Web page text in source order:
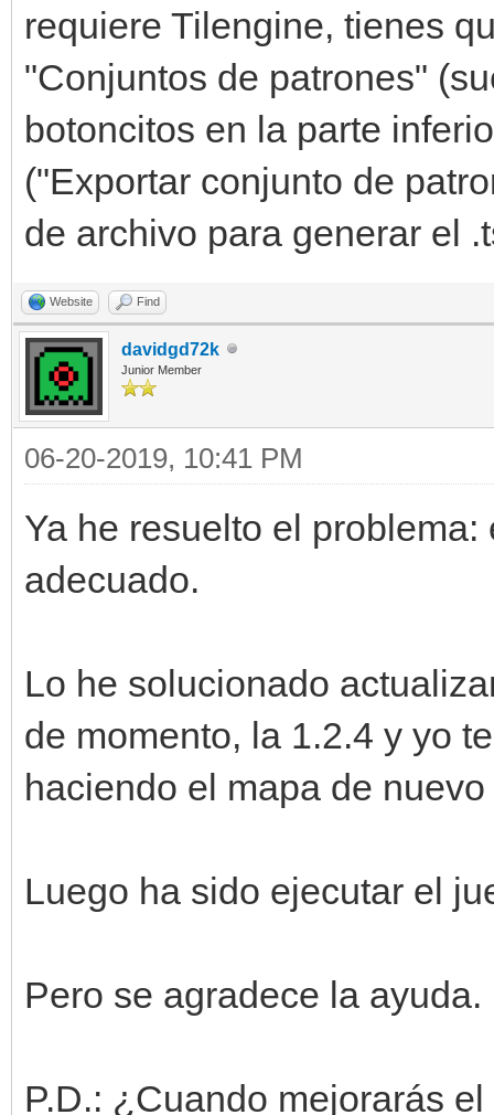
requiere Tilengine, tienes
"Conjuntos de patrones"
botoncitos en la parte
("Exportar conjunto de
de archivo para generar el
Website Find
davidgd72k
Junior Member
06-20-2019, 10:41 PM
Ya he resuelto el
adecuado.
Lo he solucionado
de momento, la 1.2.4 y yo
haciendo el mapa de
Luego ha sido ejecutar el
Pero se agradece la
P.D.: ¿Cuando mejorarás